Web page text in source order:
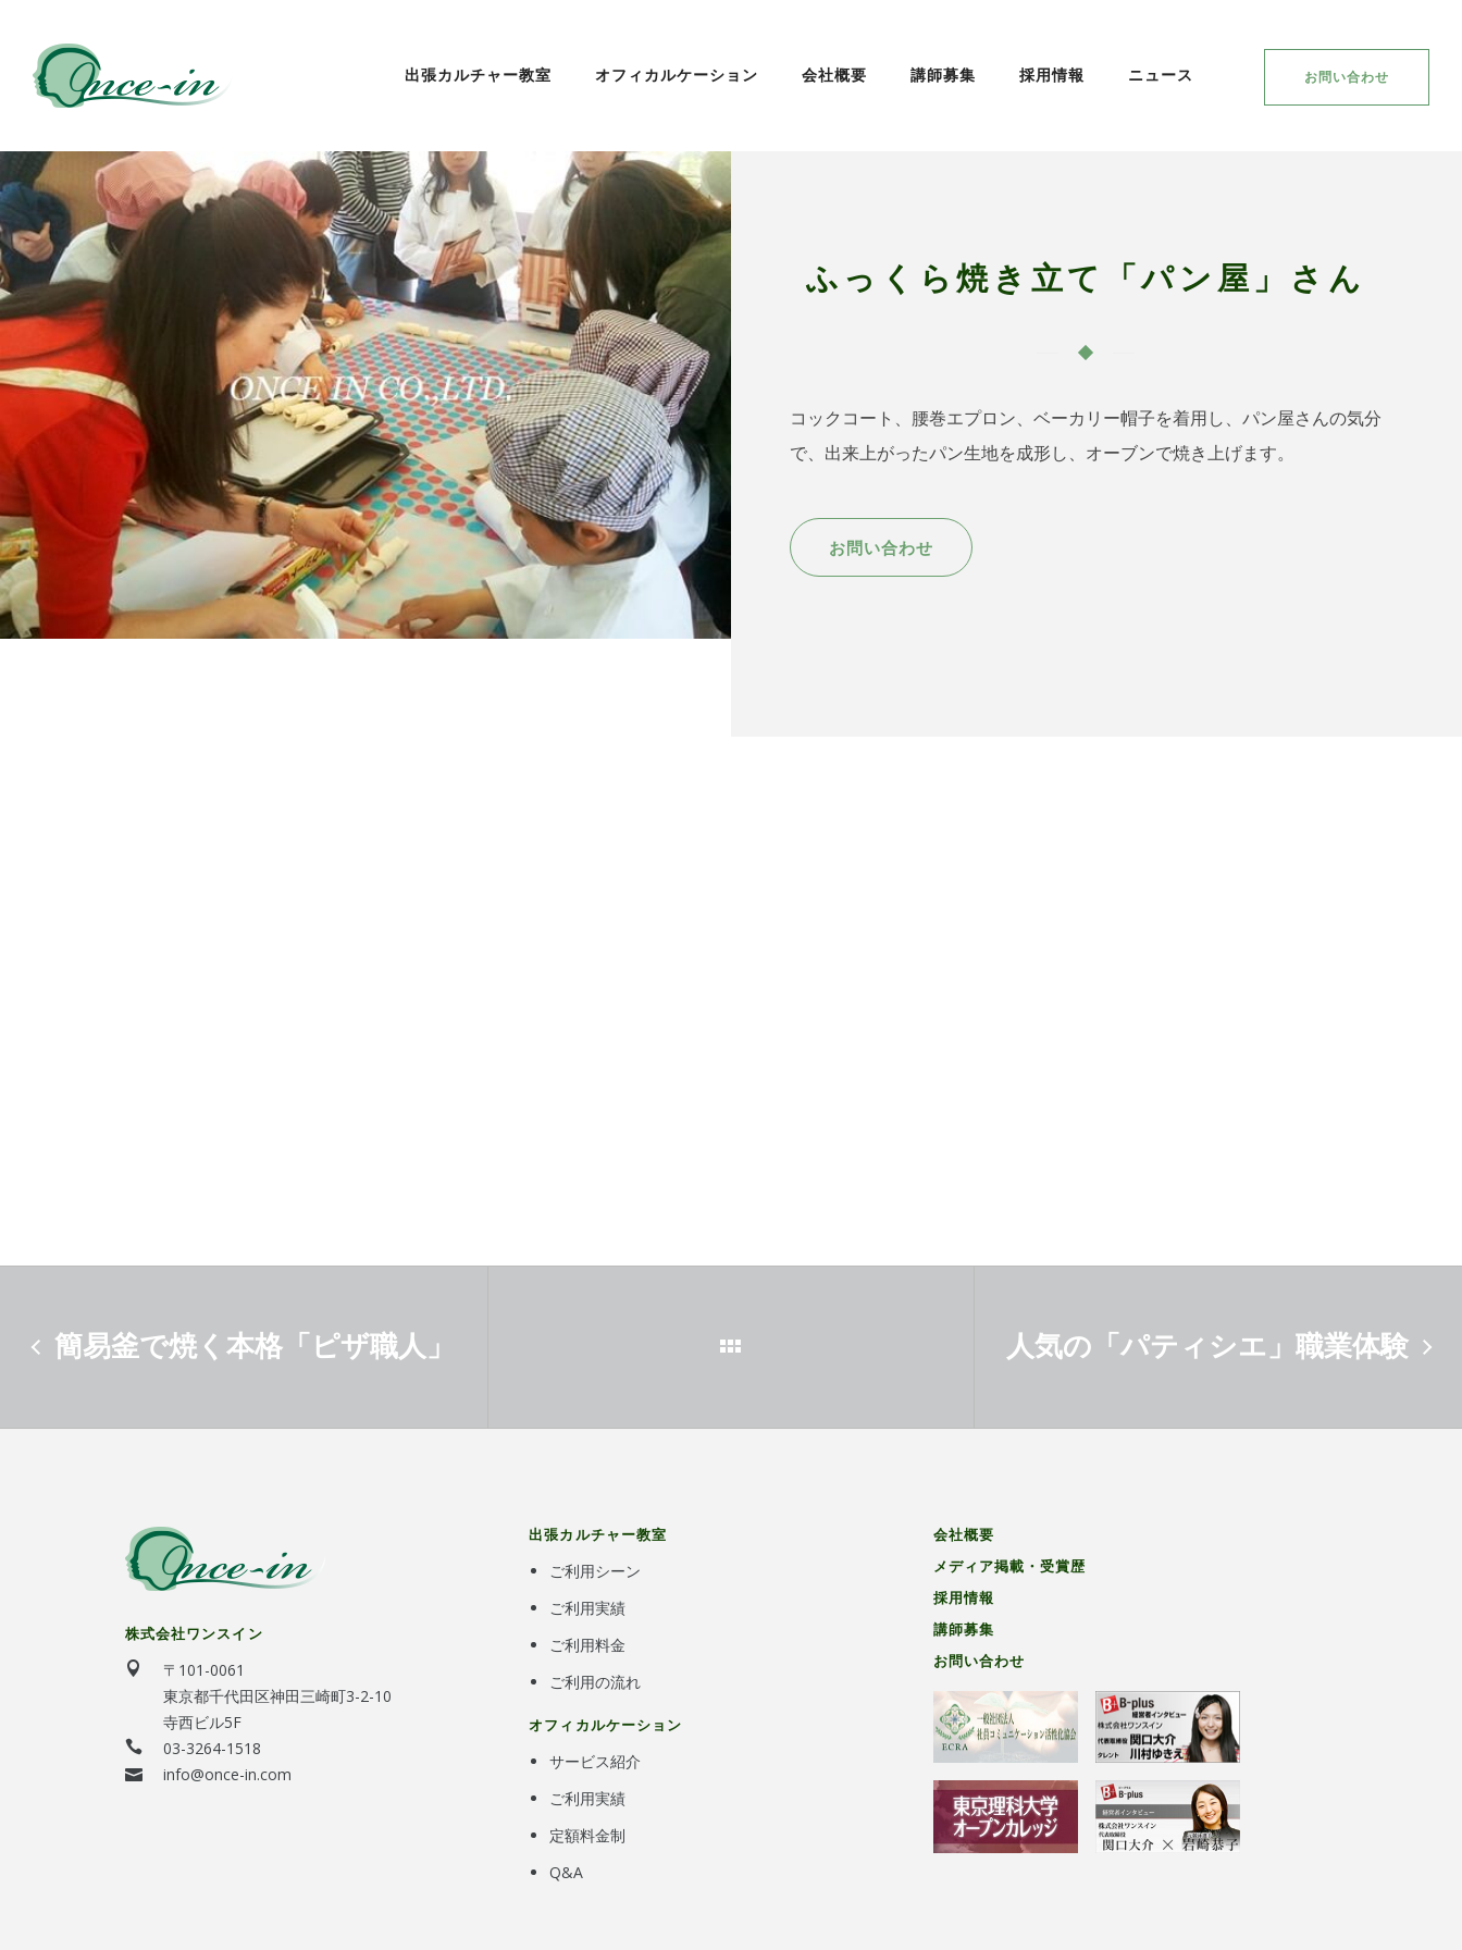
お問い合わせ
出張カルチャー教室 オフィカルケーション 会社概要 講師募集 採用情報 ニュース
ふっくら焼き立て「パン屋」さん
コックコート、腰巻エプロン、ベーカリー帽子を着用し、パン屋さんの気分
で、出来上がったパン生地を成形し、オーブンで焼き上げます。
お問い合わせ
簡易釜で焼く本格「ピザ職人」 人気の「パティシエ」職業体験
株式会社ワンスイン
〒101-0061
東京都千代田区神田三崎町3-2-10
寺西ビル5F
03-3264-1518
info@once-in.com
出張カルチャー教室
ご利用シーン
ご利用実績
ご利用料金
ご利用の流れ
オフィカルケーション
サービス紹介
ご利用実績
定額料金制
Q&A
会社概要
メディア掲載・受賞歴
採用情報
講師募集
お問い合わせ